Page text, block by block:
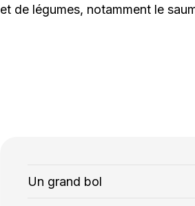
et de légumes, notamment le
Un grand bol